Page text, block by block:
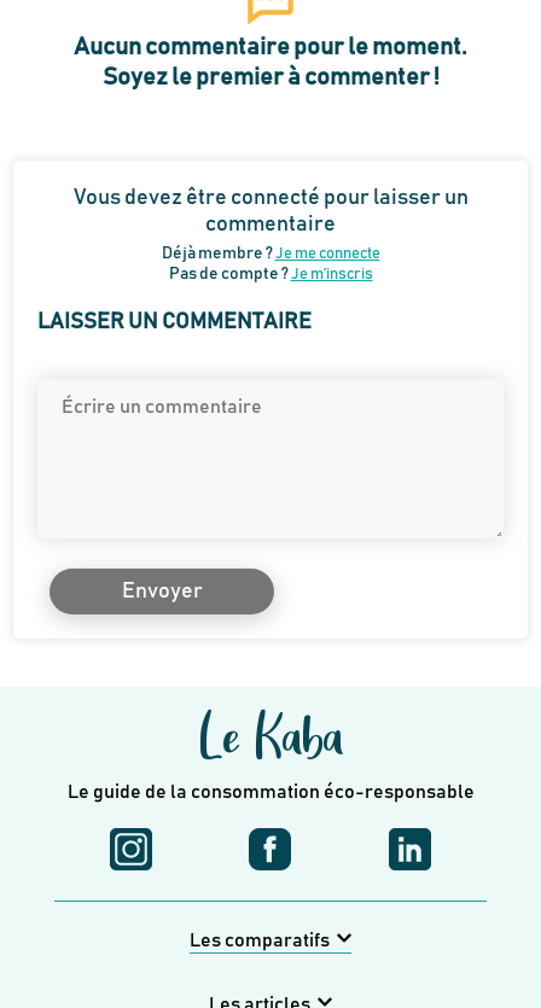
Aucun commentaire pour le moment.
Soyez le premier à commenter !
Vous devez être connecté pour laisser un
commentaire
Déjà membre ?Je me connecte
Pas de compte ?Je m’inscris
LAISSER UN COMMENTAIRE
Envoyer
Le Kaba
Le guide de la consommation éco-responsable
Les comparatifs